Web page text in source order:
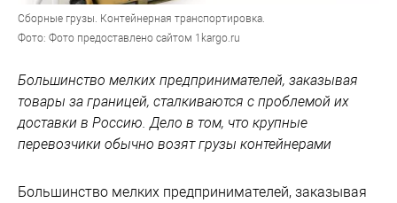
Сборные грузы. Контейнерная транспортировка.
Фото: Фото предоставлено сайтом 1kargo.ru
Большинство мелких предпринимателей, заказывая
товары за границей, сталкиваются с проблемой их
доставки в Россию. Дело в том, что крупные
перевозчики обычно возят грузы контейнерами
Большинство мелких предпринимателей, заказывая